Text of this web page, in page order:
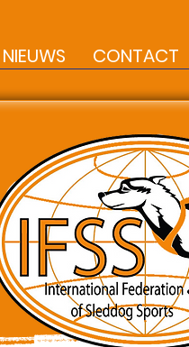
NIEUWS CONTACT